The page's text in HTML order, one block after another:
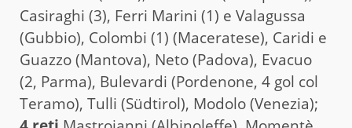
Casiraghi (3), Ferri Marini (1) e Valagussa
(Gubbio), Colombi (1) (Maceratese), Caridi e
Guazzo (Mantova), Neto (Padova), Evacuo
(2, Parma), Bulevardi (Pordenone, 4 gol col
Teramo), Tulli (Südtirol), Modolo (Venezia);